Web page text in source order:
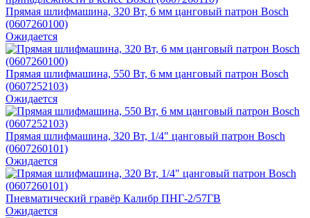
Прямая шлифмашина, 320 Вт, 6 мм цанговый патрон Bosch
(0607260100)
Ожидается
Прямая шлифмашина, 550 Вт, 6 мм цанговый патрон Bosch
(0607252103)
Ожидается
Прямая шлифмашина, 320 Вт, 1/4" цанговый патрон Bosch
(0607260101)
Ожидается
Пневматический гравёр Калибр ПНГ-2/57ГВ
Ожидается